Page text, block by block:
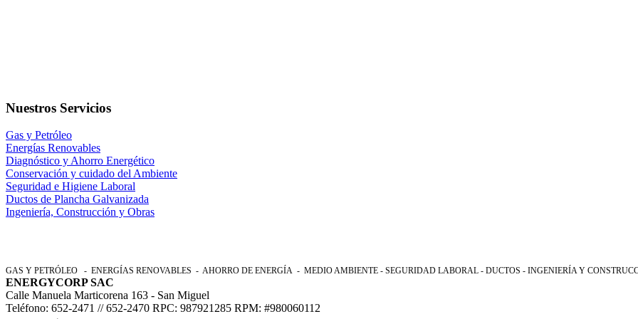
Nuestros Servicios
Gas y Petróleo
Energías Renovables
Diagnóstico y Ahorro Energético
Conservación y cuidado del Ambiente
Seguridad e Higiene Laboral
Ductos de Plancha Galvanizada
Ingeniería, Construcción y Obras
GAS Y PETRÓLEO - ENERGÍAS RENOVABLES - AHORRO DE ENERGÍA - MEDIO AMBIENTE - SEGURIDAD LABORAL - DUCTOS - INGENIERÍA Y
ENERGYCORP SAC
Calle Manuela Marticorena 163 - San Miguel
Teléfono: 652-2471 // 652-2470 RPC: 987921285 RPM: #980060112